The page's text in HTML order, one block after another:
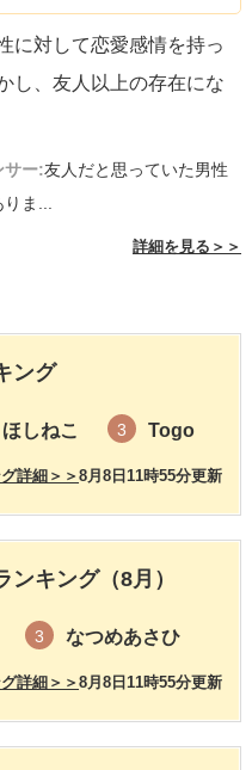
に対して恋愛感情を持っ
し、友人以上の存在にな
サー:友人だと思っていた男性
りま...
詳細を見る＞＞
ング
ほしねこ 3 Togo
8月8日11時55分更新
詳細＞＞
キング（8月）
3 なつめあさひ
8月8日11時55分更新
詳細＞＞